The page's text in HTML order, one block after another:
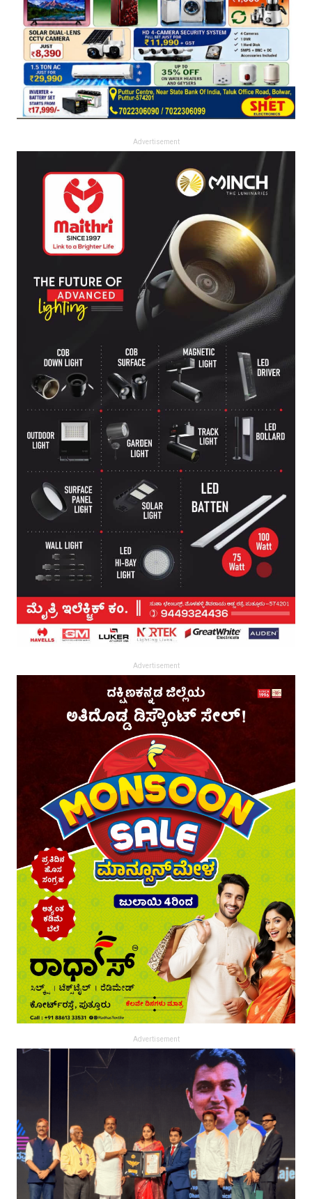
Advertisement
Advertisement
Advertisement